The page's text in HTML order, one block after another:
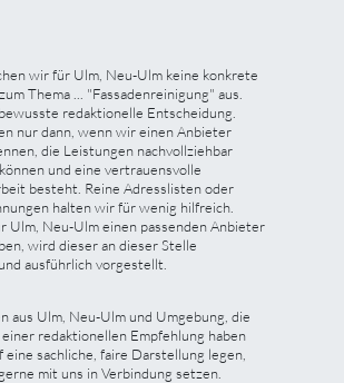
wir für Ulm, Neu-Ulm keine konkrete
Thema ... "Fassadenreinigung" aus.
redaktionelle Entscheidung.
nur dann, wenn wir einen Anbieter
die Leistungen nachvollziehbar
und eine vertrauensvolle
besteht. Reine Adresslisten oder
halten wir für wenig hilfreich.
Ulm, Neu-Ulm einen passenden Anbieter
wird dieser an dieser Stelle
ausführlich vorgestellt.
aus Ulm, Neu-Ulm und Umgebung, die
redaktionellen Empfehlung haben
eine sachliche, faire Darstellung legen,
mit uns in Verbindung setzen.